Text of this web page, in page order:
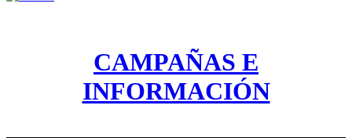
CAMPAÑAS E
INFORMACIÓN